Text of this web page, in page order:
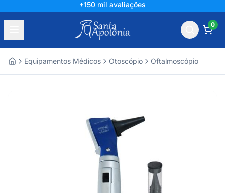
+150 mil avaliações
0
Equipamentos Médicos Otoscópio Oftalmoscópio